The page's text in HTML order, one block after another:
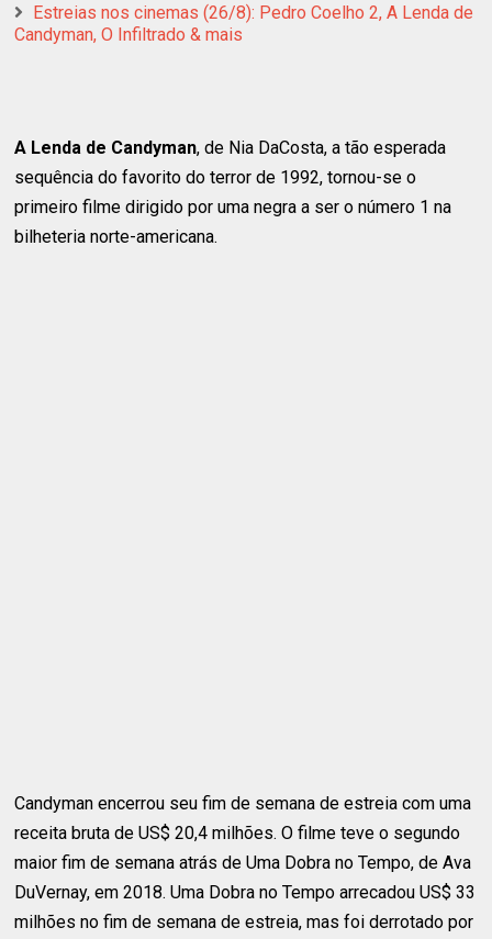
Estreias nos cinemas (26/8): Pedro Coelho 2, A Lenda de
Candyman, O Infiltrado & mais
A Lenda de Candyman, de Nia DaCosta, a tão esperada
sequência do favorito do terror de 1992, tornou-se o
primeiro filme dirigido por uma negra a ser o número 1 na
bilheteria norte-americana.
Candyman encerrou seu fim de semana de estreia com uma
receita bruta de US$ 20,4 milhões. O filme teve o segundo
maior fim de semana atrás de Uma Dobra no Tempo, de Ava
DuVernay, em 2018. Uma Dobra no Tempo arrecadou US$ 33
milhões no fim de semana de estreia, mas foi derrotado por